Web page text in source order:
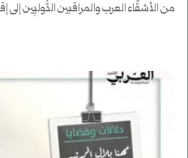
من الأشقَّاء العرب والمراقبين الدُّوليِين